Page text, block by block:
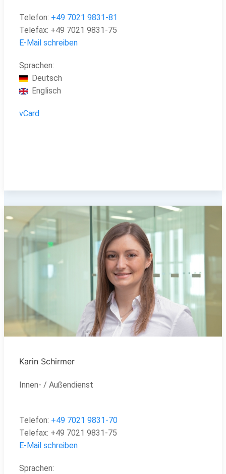
Telefon: +49 7021 9831-81
Telefax: +49 7021 9831-75
E-Mail schreiben
Sprachen:
Deutsch
Englisch
vCard
Karin Schirmer
Innen- / Außendienst
Telefon: +49 7021 9831-70
Telefax: +49 7021 9831-75
E-Mail schreiben
Sprachen: